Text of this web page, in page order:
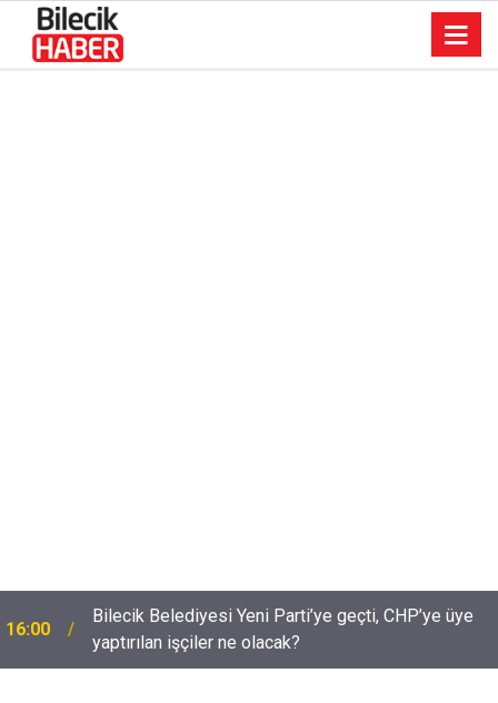
16:00
Bilecik Belediyesi Yeni Parti’ye geçti, CHP’ye üye
yaptırılan işçiler ne olacak?